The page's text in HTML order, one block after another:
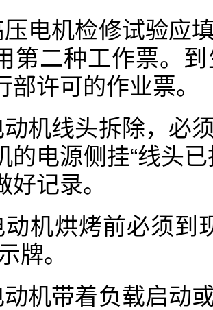
电机检修试验应
第二种工作票。
部许可的作业票。
机线头拆除，必
的电源侧挂“线头
好记录。
动机烘烤前必须到
牌。
机带着负载启动